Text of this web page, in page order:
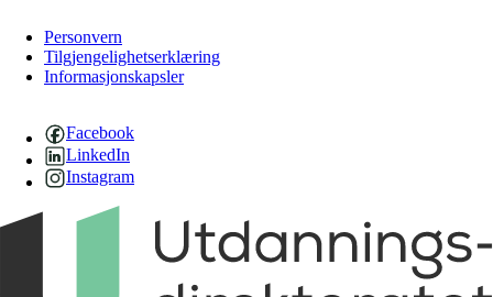
Personvern
Tilgjengelighetserklæring
Informasjonskapsler
Facebook
LinkedIn
Instagram